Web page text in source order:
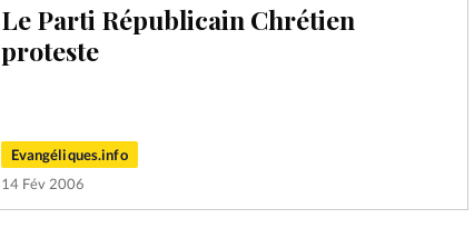
Le Parti Républicain Chrétien
proteste
Evangéliques.info
14 Fév 2006